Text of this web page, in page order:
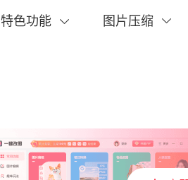
特色功能 图片压缩